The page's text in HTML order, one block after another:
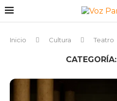
Inicio Cultura Teatro
CATEGORÍA: